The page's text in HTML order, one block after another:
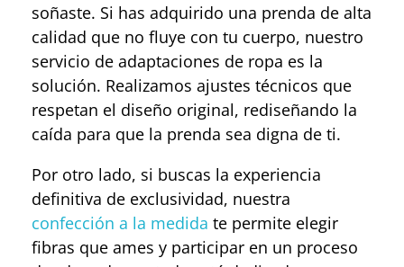
soñaste. Si has adquirido una prenda de alta
calidad que no fluye con tu cuerpo, nuestro
servicio de adaptaciones de ropa es la
solución. Realizamos ajustes técnicos que
respetan el diseño original, rediseñando la
caída para que la prenda sea digna de ti.
Por otro lado, si buscas la experiencia
definitiva de exclusividad, nuestra
confección a la medida te permite elegir
fibras que ames y participar en un proceso